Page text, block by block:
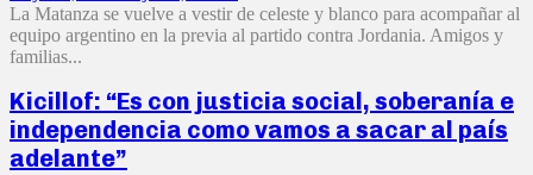
La Matanza se vuelve a vestir de celeste y blanco para acompañar al
equipo argentino en la previa al partido contra Jordania. Amigos y
familias...
Kicillof: “Es con justicia social, soberanía e
independencia como vamos a sacar al país
adelante”